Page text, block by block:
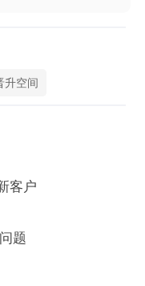
升空间
客户
题